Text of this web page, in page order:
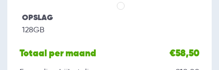
OPSLAG
128GB
Totaal per maand €58,50